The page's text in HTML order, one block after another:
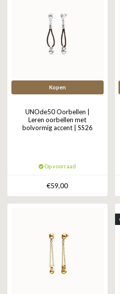
KAPTEN & SON
Kopen
UNOde50 Oorbellen |
Leren oorbellen met
bolvormig accent | SS26
Op voorraad
€59,00